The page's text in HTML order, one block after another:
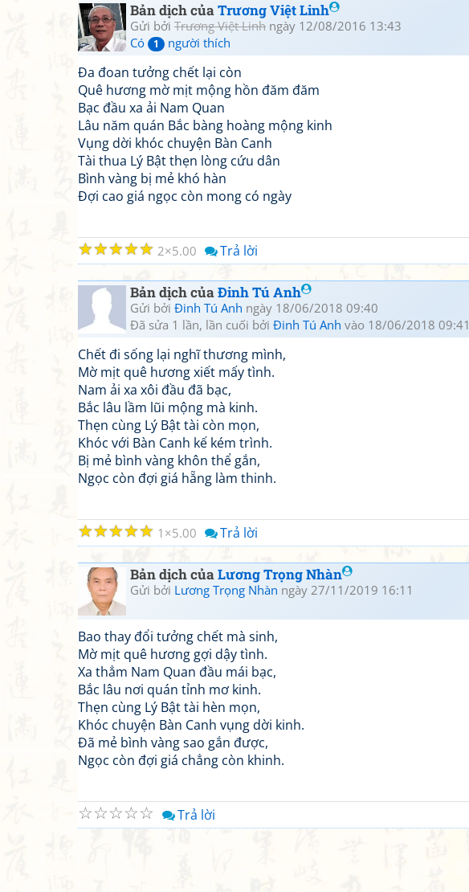
Bản dịch củaTrương Việt Linh
Gửi bởi Trương Việt Linh ngày 12/08/2016 13:43
Có
1 người thích
Đa đoan tưởng chết lại còn
Quê hương mờ mịt mộng hồn đăm đăm
Bạc đầu xa ải Nam Quan
Lâu năm quán Bắc bàng hoàng mộng kinh
Vụng dời khóc chuyện Bàn Canh
Tài thua Lý Bật thẹn lòng cứu dân
Bình vàng bị mẻ khó hàn
Đợi cao giá ngọc còn mong có ngày
☆
☆
☆
☆
☆ 2 5.00 Trả lời
Bản dịch củaĐinh Tú Anh
Gửi bởi Đinh Tú Anh ngày 18/06/2018 09:40
Đã sửa 1 lần, lần cuối bởi Đinh Tú Anh vào 18/06/2018 09:41
Chết đi sống lại nghĩ thương mình,
Mờ mịt quê hương xiết mấy tình.
Nam ải xa xôi đầu đã bạc,
Bắc lâu lầm lũi mộng mà kinh.
Thẹn cùng Lý Bật tài còn mọn,
Khóc với Bàn Canh kế kém trình.
Bị mẻ bình vàng khôn thể gắn,
Ngọc còn đợi giá hẵng làm thinh.
☆
☆
☆
☆
☆ 1 5.00 Trả lời
Bản dịch củaLương Trọng Nhàn
Gửi bởi Lương Trọng Nhàn ngày 27/11/2019 16:11
Bao thay đổi tưởng chết mà sinh,
Mờ mịt quê hương gợi dậy tình.
Xa thẳm Nam Quan đầu mái bạc,
Bắc lâu nơi quán tỉnh mơ kinh.
Thẹn cùng Lý Bật tài hèn mọn,
Khóc chuyện Bàn Canh vụng dời kinh.
Đã mẻ bình vàng sao gắn được,
Ngọc còn đợi giá chẳng còn khinh.
☆
☆
☆
☆
☆ Trả lời